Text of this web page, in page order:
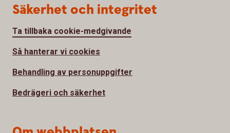
Säkerhet och integritet
Ta tillbaka cookie-medgivande
Så hanterar vi cookies
Behandling av personuppgifter
Bedrägeri och säkerhet